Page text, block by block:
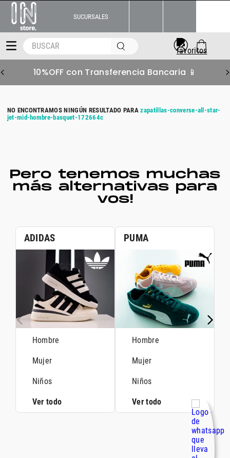
SUCURSALES
BUSCAR
10%OFF con Transferencia Bancaria 📱
zapatillas-converse-all-star-
jet-mid-hombre-basquet-172664c
Pero tenemos muchas
más alternativas para
vos!
ADIDAS
Hombre
Mujer
Niños
Ver todo
PUMA
Hombre
Mujer
Niños
Ver todo